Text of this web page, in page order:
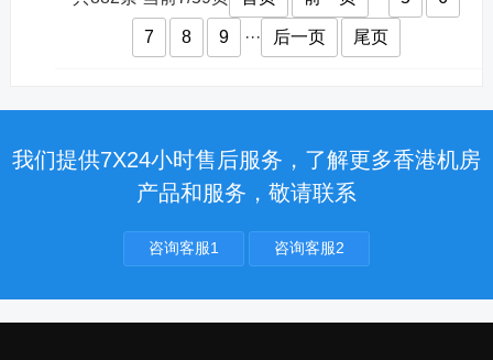
7 8 9 ··· 后一页 尾页
我们提供7X24小时售后服务，了解更多香港机房
产品和服务，敬请联系
咨询客服1 咨询客服2